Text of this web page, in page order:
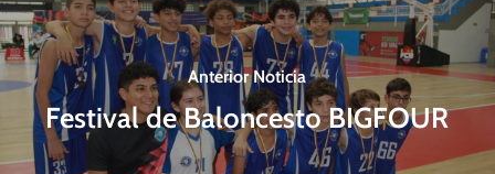
Anterior Noticia
Festival de Baloncesto BIGFOUR